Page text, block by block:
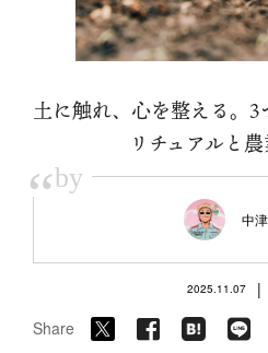
土に触れ、心を整える。
リチュアルと
“by
中
2025.11.07 |
Share